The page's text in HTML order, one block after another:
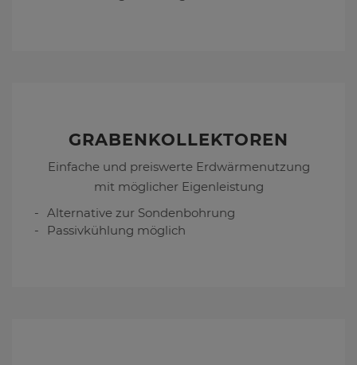
GRABENKOLLEKTOREN
Einfache und preiswerte Erdwärmenutzung
mit möglicher Eigenleistung
Alternative zur Sondenbohrung
Passivkühlung möglich